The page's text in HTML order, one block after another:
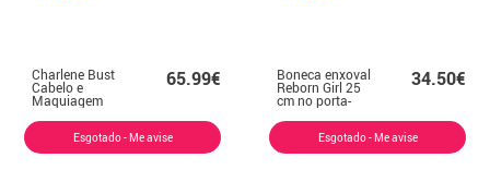
Charlene Bust
Cabelo e
Maquiagem
Supermodelo
Morena
65.99€
Esgotado - Me avise
Boneca enxoval
Reborn Girl 25
cm no porta-
34.50€
Esgotado - Me avise